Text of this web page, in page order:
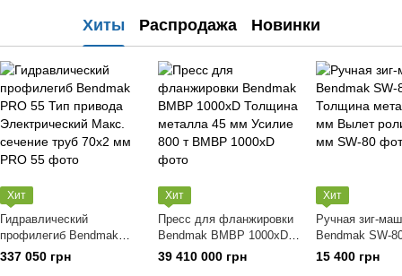
Хиты Распродажа Новинки
Хит
Гидравлический
профилегиб Bendmak
PRO 55 Тип привода
Электрический Макс.
337 050 грн
Хит
Пресс для фланжировки
Bendmak BMBP 1000xD
Толщина металла 45 мм
39 410 000 грн
Хит
Ручная зиг-
Bendmak SW-
металла 0.8
роликов 200 мм
15 400 грн